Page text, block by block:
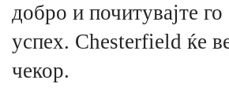
добро и почитувајте
успех. Chesterfield ќе
чекор.